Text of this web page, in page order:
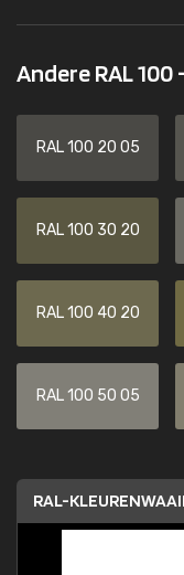
Andere RAL 100
RAL 100 20 05
RAL 100 30 20
RAL 100 40 20
RAL 100 50 05
RAL-